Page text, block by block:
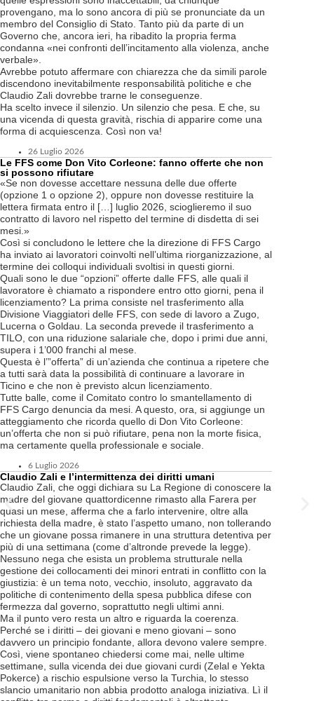
provengano, ma lo sono ancora di più se pronunciate da un
membro del Consiglio di Stato. Tanto più da parte di un
Governo che, ancora ieri, ha ribadito la propria ferma
condanna «nei confronti dell’incitamento alla violenza, anche
verbale».
Avrebbe potuto affermare con chiarezza che da simili parole
discendono inevitabilmente responsabilità politiche e che
Claudio Zali dovrebbe trarne le conseguenze.
Ha scelto invece il silenzio. Un silenzio che pesa. E che, su
una vicenda di questa gravità, rischia di apparire come una
forma di acquiescenza. Così non va!
26 Luglio 2026
Le FFS come Don Vito Corleone: fanno offerte che non
si possono rifiutare
«Se non dovesse accettare nessuna delle due offerte
(opzione 1 o opzione 2), oppure non dovesse restituire la
lettera firmata entro il […] luglio 2026, scioglieremo il suo
contratto di lavoro nel rispetto del termine di disdetta di sei
mesi.»
Così si concludono le lettere che la direzione di FFS Cargo
ha inviato ai lavoratori coinvolti nell’ultima riorganizzazione, al
termine dei colloqui individuali svoltisi in questi giorni.
Quali sono le due “opzioni” offerte dalle FFS, alle quali il
lavoratore è chiamato a rispondere entro otto giorni, pena il
licenziamento? La prima consiste nel trasferimento alla
Divisione Viaggiatori delle FFS, con sede di lavoro a Zugo,
Lucerna o Goldau. La seconda prevede il trasferimento a
TILO, con una riduzione salariale che, dopo i primi due anni,
supera i 1’000 franchi al mese.
Questa è l’”offerta” di un’azienda che continua a ripetere che
a tutti sarà data la possibilità di continuare a lavorare in
Ticino e che non è previsto alcun licenziamento.
Tutte balle, come il Comitato contro lo smantellamento di
FFS Cargo denuncia da mesi. A questo, ora, si aggiunge un
atteggiamento che ricorda quello di Don Vito Corleone:
un’offerta che non si può rifiutare, pena non la morte fisica,
ma certamente quella professionale e sociale.
6 Luglio 2026
Claudio Zali e l’intermittenza dei diritti umani
Claudio Zali, che oggi dichiara su La Regione di conoscere la
madre del giovane quattordicenne rimasto alla Farera per
quasi un mese, afferma che a farlo intervenire, oltre alla
richiesta della madre, è stato l’aspetto umano, non tollerando
che un giovane possa rimanere in una struttura detentiva per
più di una settimana (come d’altronde prevede la legge).
Nessuno nega che esista un problema strutturale nella
gestione dei collocamenti dei minori entrati in conflitto con la
giustizia: è un tema noto, vecchio, insoluto, aggravato da
politiche di contenimento della spesa pubblica difese con
fermezza dal governo, soprattutto negli ultimi anni.
Ma il punto vero resta un altro e riguarda la coerenza.
Perché se i diritti – dei giovani e meno giovani – sono
davvero un principio fondante, allora devono valere sempre.
Così, viene spontaneo chiedersi come mai, nelle ultime
settimane, sulla vicenda dei due giovani curdi (Zelal e Yekta
Pokerce) a rischio espulsione verso la Turchia, lo stesso
slancio umanitario non abbia prodotto analoga iniziativa. Lì il